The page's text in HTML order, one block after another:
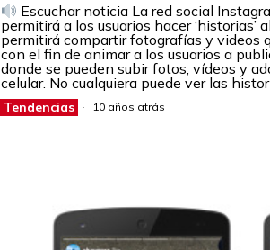
Escuchar noticia La red social
permitirá a los usuarios hacer ‘historias’
permitirá compartir fotografías y videos
con el fin de animar a los usuarios a
donde se pueden subir fotos, vídeos y
celular. No cualquiera puede ver las
Tendencias 10 años atrás